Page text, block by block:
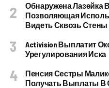
Обнаружена Лазейка
Позволяющая
Видеть Сквозь Стены
Activision Выплатит
Урегулирования Иска
Пенсия Сестры
Получать Выплаты В